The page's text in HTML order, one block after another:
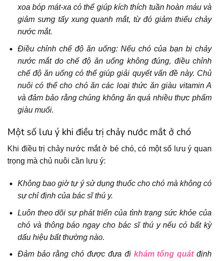
xoa bóp mát-xa có thể giúp kích thích tuần hoàn máu và
giảm sưng tấy xung quanh mắt, từ đó giảm thiểu chảy
nước mắt.
Điều chỉnh chế độ ăn uống: Nếu chó của bạn bị chảy
nước mắt do chế độ ăn uống không đúng, điều chỉnh
chế độ ăn uống có thể giúp giải quyết vấn đề này. Chủ
nuôi có thể cho chó ăn các loại thức ăn giàu vitamin A
và đảm bảo rằng chúng không ăn quá nhiều thực phẩm
giàu muối.
Một số lưu ý khi điều trị chảy nước mắt ở chó
Khi điều trị chảy nước mắt ở bé chó, có một số lưu ý quan
trọng mà chủ nuôi cần lưu ý:
Không bao giờ tự ý sử dụng thuốc cho chó mà không có
sự chỉ định của bác sĩ thú y.
Luôn theo dõi sự phát triển của tình trạng sức khỏe của
chó và thông báo ngay cho bác sĩ thú y nếu có bất kỳ
dấu hiệu bất thường nào.
Đảm bảo rằng chó được đưa đi khám tổng quátđịnh